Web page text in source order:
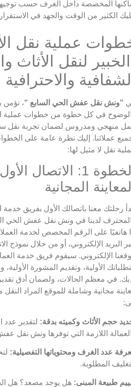
المخصصة داخل الغرف حسب
الكثير من الوقت والجهد في
عملية نقل
لنقل الأثاث
والاحترافية
“ونش نقل عفش الحي السابع “، نؤمن
في كل خطوة من خطوات عملية
منهجي ومدروس لضمان تجربة نقل
عملائنا. إليك نظرة عامة على
نقل لا مثيل لها:
الخطوة 1: الاتصال
المجانية
رحلتك معنا باتصالك الأول بفريق خدمة
لدينا في ونش نقل عفش الحي
هاتفيًا على الرقم المخصص لخدمة
البريد الإلكتروني، أو من خلال نموذج
الإلكتروني. سيقوم فريق خدمة
الأولية، وتقديم المشورة الأولية،
في معظم الحالات، ولضمان أدق
مجانية وشاملة للموقع المراد النقل
حجم الأثاث وكميته بدقة: لتقدير عدد
اللازمة التي توفرها ونش نقل
عدد الغرف ومحتوياتها التفصيلية:
المطلوبة.
طبيعة المبنى: هل يوجد مصعد؟ هل